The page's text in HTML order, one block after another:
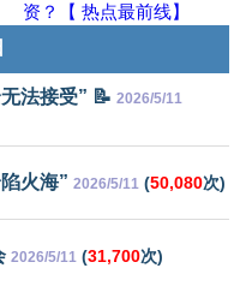
资？【 热点最前线】
法接受” 📝 2026/5/11
火海” 2026/5/11 (50,080次)
2026/5/11 (31,700次)